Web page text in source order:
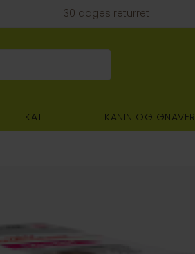
30 dages returret
KAT KANIN OG GNAVER